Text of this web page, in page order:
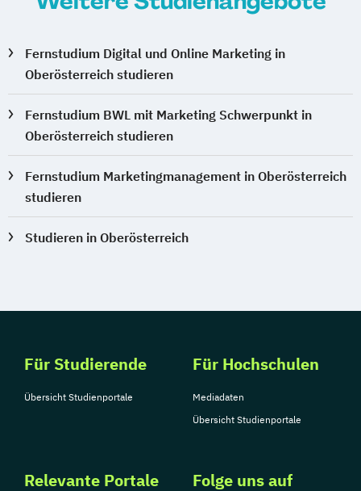
Fernstudium Digital und Online Marketing in
Oberösterreich studieren
Fernstudium BWL mit Marketing Schwerpunkt in
Oberösterreich studieren
Fernstudium Marketingmanagement in Oberösterreich
studieren
Studieren in Oberösterreich
Für Studierende
Übersicht Studienportale
Für Hochschulen
Mediadaten
Übersicht Studienportale
Relevante Portale Folge uns auf